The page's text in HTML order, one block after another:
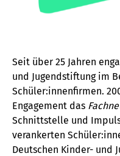
Seit über 25 Jahren
und Jugendstiftung im
Schüler:innenfirmen.
Engagement das
Schnittstelle und
verankerten
Deutschen Kinder- und